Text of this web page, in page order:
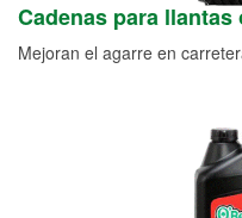
Cadenas para
Mejoran el agarre en